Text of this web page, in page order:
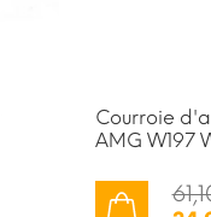
Courroie
AMG W197